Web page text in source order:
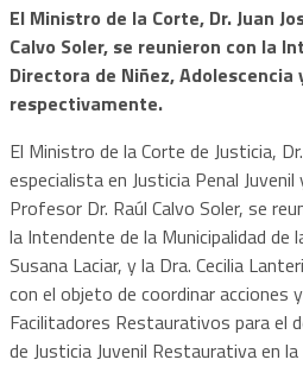
El Ministro de la Corte, Dr. Juan
Calvo Soler, se reunieron con la
Directora de Niñez, Adolescencia
respectivamente.
El Ministro de la Corte de Justicia,
especialista en Justicia Penal
Profesor Dr. Raúl Calvo Soler, se
la Intendente de la Municipalidad de
Susana Laciar, y la Dra. Cecilia
con el objeto de coordinar acciones
Facilitadores Restaurativos para el
de Justicia Juvenil Restaurativa en la